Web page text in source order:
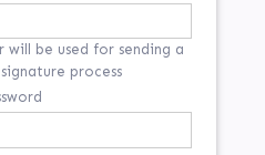
will be used for sending a
process